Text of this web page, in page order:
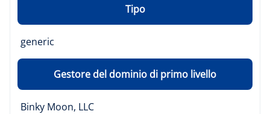
Tipo
generic
Gestore del dominio di primo livello
Binky Moon, LLC